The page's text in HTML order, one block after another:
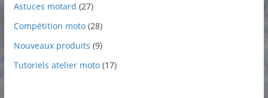
Astuces motard (27)
Compétition moto(28)
Nouveaux produits (9)
Tutoriels atelier moto(17)